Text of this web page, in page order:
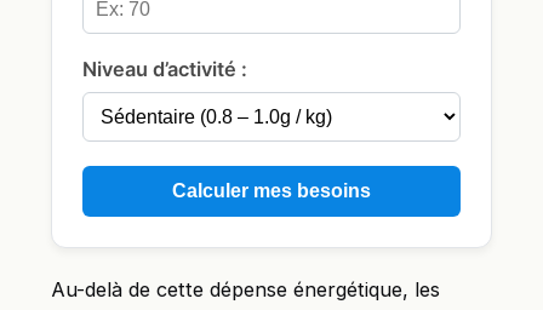
Niveau d’activité :
Calculer mes besoins
Au-delà de cette dépense énergétique, les